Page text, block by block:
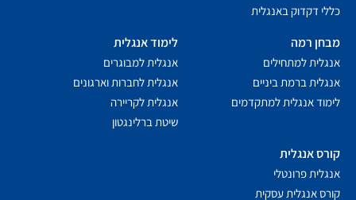
קורס אנגלית
אנגלית פרונטלי
קורס אנגלית עסקית
לימוד אנגלית
אנגלית למבוגרים
אנגלית לחברות וארגונים
אנגלית לקריירה
שיטת ברלינגטון
מבחן רמה
אנגלית למתחילים
אנגלית ברמת ביניים
לימוד אנגלית למתקדמים
כללי דקדוק באנגלית